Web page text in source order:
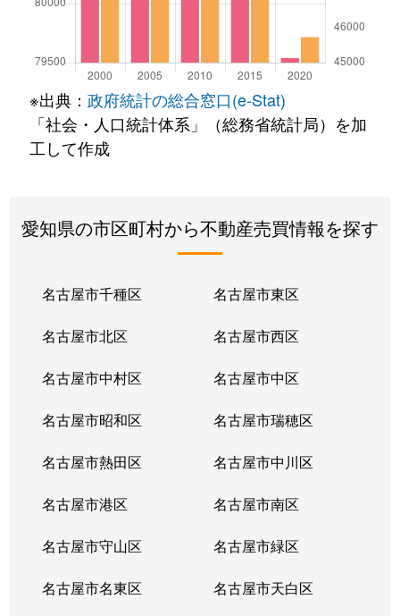
※出典： 政府統計の総合窓口(e-Stat)
「社会・人口統計体系」（総務省統計局）を加
工して作成
愛知県の市区町村から不動産売買情報を探す
名古屋市千種区 名古屋市東区
名古屋市北区 名古屋市西区
名古屋市中村区 名古屋市中区
名古屋市昭和区 名古屋市瑞穂区
名古屋市熱田区 名古屋市中川区
名古屋市港区 名古屋市南区
名古屋市守山区 名古屋市緑区
名古屋市名東区 名古屋市天白区